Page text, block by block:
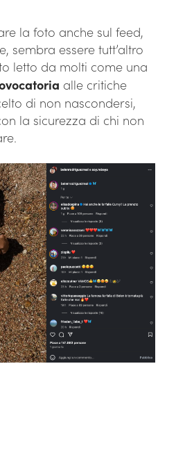
la foto anche sul feed,
sembra essere tutt’altro
letto da molti come una
alle critiche
di non nascondersi,
la sicurezza di chi non